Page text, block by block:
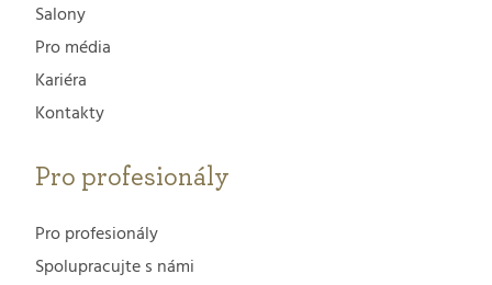
Salony
Pro média
Kariéra
Kontakty
Pro profesionály
Pro profesionály
Spolupracujte s námi